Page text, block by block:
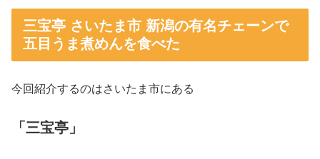
三宝亭 さいたま市 新潟の有名チェーンで
五目うま煮めんを食べた
今回紹介するのはさいたま市にある
「三宝亭」